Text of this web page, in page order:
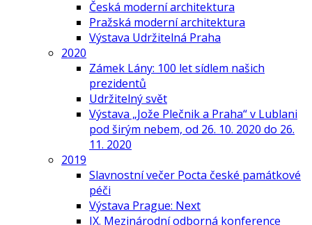
Česká moderní architektura
Pražská moderní architektura
Výstava Udržitelná Praha
2020
Zámek Lány: 100 let sídlem našich
prezidentů
Udržitelný svět
Výstava „Jože Plečnik a Praha“ v Lublani
pod širým nebem, od 26. 10. 2020 do 26.
11. 2020
2019
Slavnostní večer Pocta české památkové
péči
Výstava Prague: Next
IX. Mezinárodní odborná konference